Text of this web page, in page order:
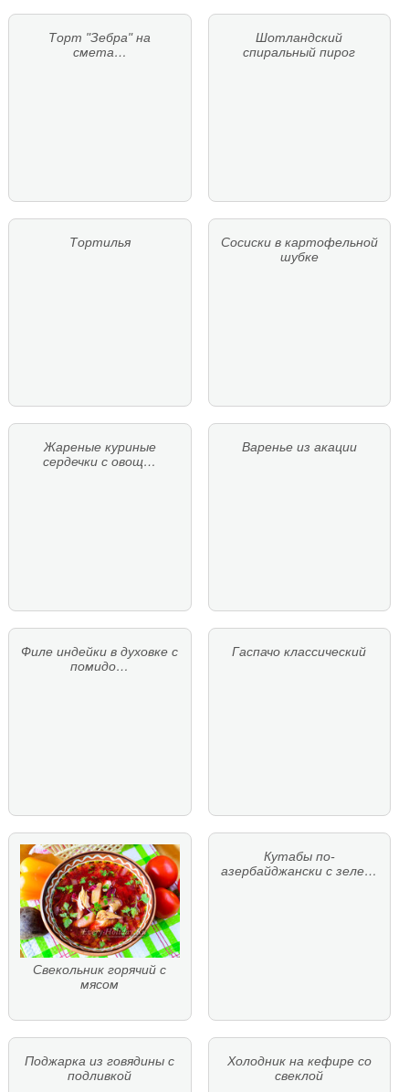
Торт "Зебра" на
смета…
Шотландский
спиральный пирог
Тортилья
Сосиски в картофельной
шубке
Жареные куриные
сердечки с овощ…
Варенье из акации
Филе индейки в духовке с
помидо…
Гаспачо классический
Свекольник горячий с
мясом
Кутабы по-
азербайджански с зеле…
Поджарка из говядины с
подливкой
Холодник на кефире со
свеклой